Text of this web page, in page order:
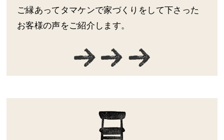
ご縁あってタマケンで家づくりをして下さった
お客様の声をご紹介します。